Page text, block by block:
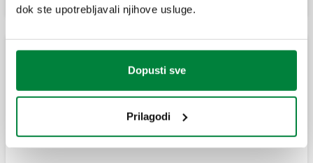
dok ste upotrebljavali njihove usluge.
Dopusti sve
Prilagodi
Navijak. Kutni.